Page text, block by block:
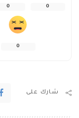
0
0
0
شارك على